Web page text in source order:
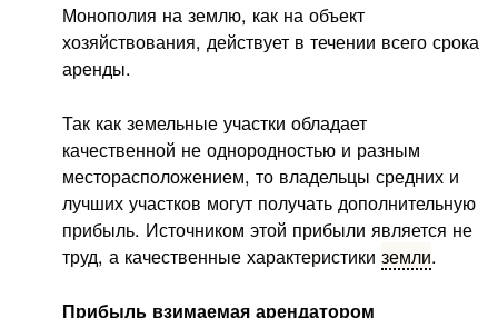
Монополия на землю, как на объект
хозяйствования, действует в течении всего срока
аренды.
Так как земельные участки обладает
качественной не однородностью и разным
месторасположением, то владельцы средних и
лучших участков могут получать дополнительную
прибыль. Источником этой прибыли является не
труд, а качественные характеристикиземли.
Прибыль взимаемая арендатором